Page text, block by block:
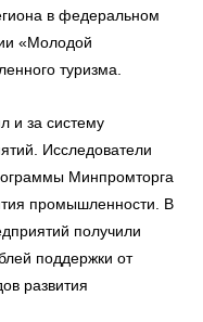
в федеральном
«Молодой
туризма.
и за систему
Исследователи
Минпромторга
промышленности. В
получили
поддержки от
развития